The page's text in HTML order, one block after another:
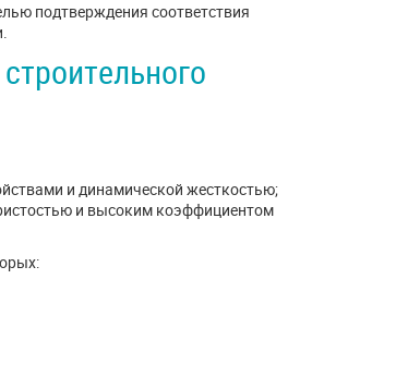
подтверждения соответствия
и динамической жесткостью;
и высоким коэффициентом